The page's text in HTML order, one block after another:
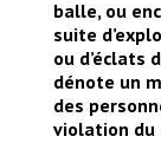
balle, ou
suite
ou d’éclats
dénote un
des
violation